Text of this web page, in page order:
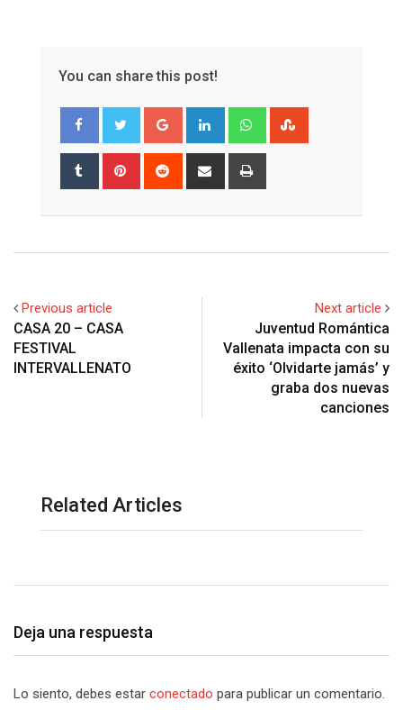
You can share this post!
Google+ LinkedIn Whatsapp
Tumblr Pinterest Reddit
Share
Previous article
CASA 20 – CASA
FESTIVAL
INTERVALLENATO
Next article
Juventud Romántica
Vallenata impacta con su
éxito ‘Olvidarte jamás’ y
graba dos nuevas
canciones
Related Articles
Deja una respuesta
Lo siento, debes estar conectado para publicar un comentario.